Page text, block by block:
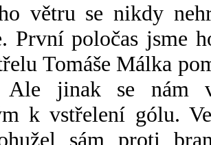
větru se nikdy
První poločas jsme
Tomáše Málka
Ale jinak se nám
k vstřelení gólu.
sám proti